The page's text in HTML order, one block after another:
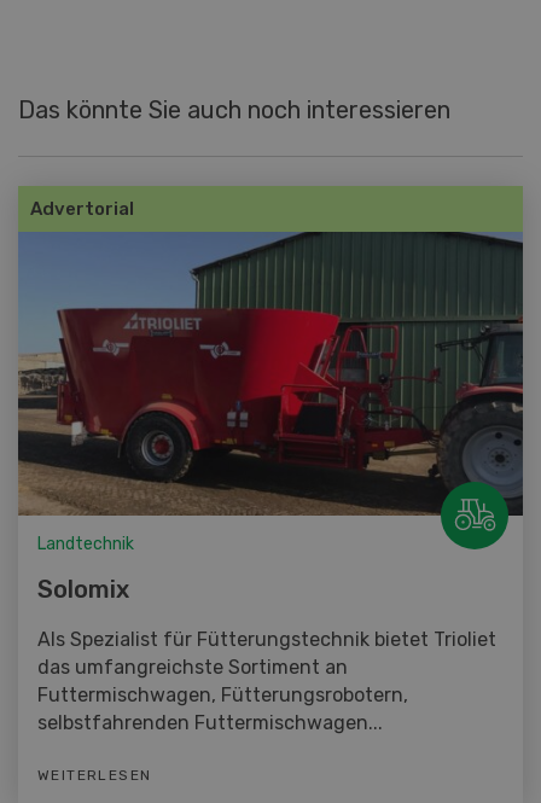
Das könnte Sie auch noch interessieren
Advertorial
Landtechnik
Solomix
Als Spezialist für Fütterungstechnik bietet Trioliet
das umfangreichste Sortiment an
Futtermischwagen, Fütterungsrobotern,
selbstfahrenden Futtermischwagen...
WEITERLESEN